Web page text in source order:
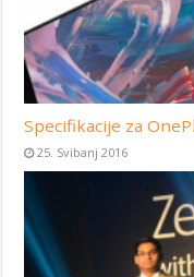
Specifikacije za
25. Svibanj 2016